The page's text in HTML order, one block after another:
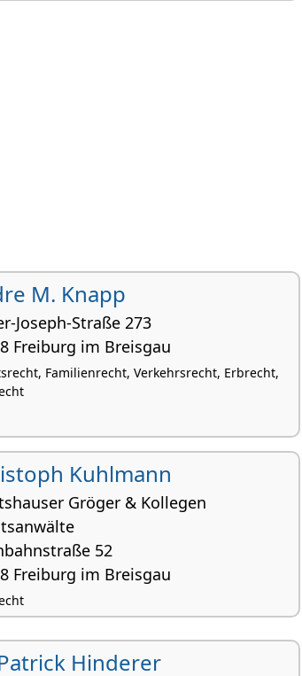
M. Knapp
Joseph-Straße 273
Freiburg im Breisgau
Familienrecht, Verkehrsrecht, Erbrecht,
Kuhlmann
Gröger & Kollegen
52
Freiburg im Breisgau
Hinderer